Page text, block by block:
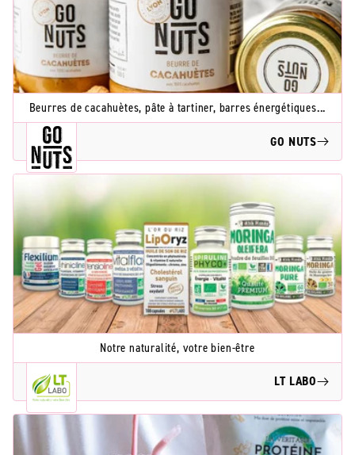
Beurres de cacahuètes, pâte à tartiner, barres énergétiques...
GO NUTS
Notre naturalité, votre bien-être
LT LABO